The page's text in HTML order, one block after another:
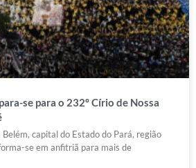
se para o 232º Círio de Nossa
capital do Estado do Pará, região
se em anfitriã para mais de